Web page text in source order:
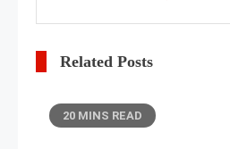
Related Posts
20 MINS READ